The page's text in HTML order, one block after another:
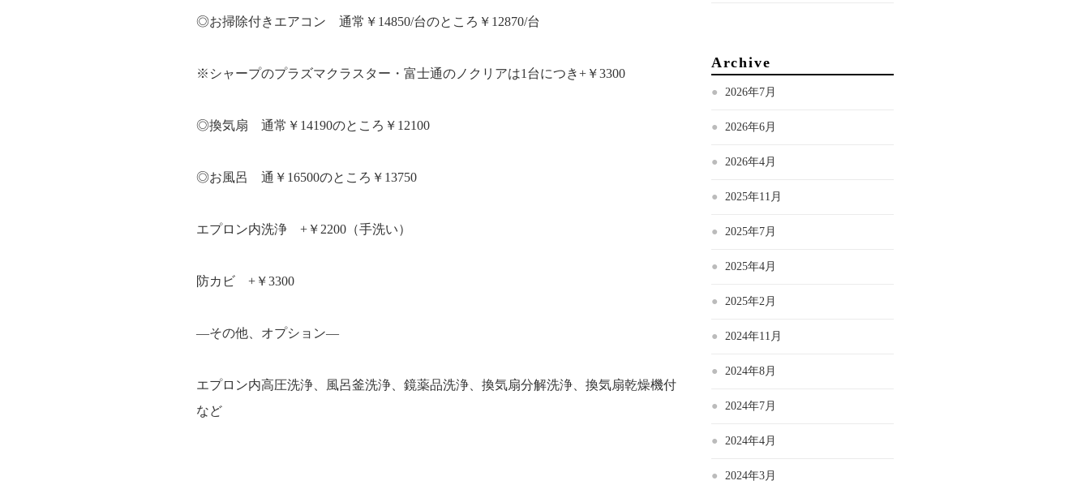
◎お掃除付きエアコン 通常￥14850/台のところ￥12870/台
※シャープのプラズマクラスター・富士通のノクリアは1台につき+￥3300
◎換気扇 通常￥14190のところ￥12100
◎お風呂 通￥16500のところ￥13750
エプロン内洗浄 +￥2200（手洗い）
防カビ +￥3300
―その他、オプション―
エプロン内高圧洗浄、風呂釜洗浄、鏡薬品洗浄、換気扇分解洗浄、換気扇乾燥機付
など
Archive
2026年7月
2026年6月
2026年4月
2025年11月
2025年7月
2025年4月
2025年2月
2024年11月
2024年8月
2024年7月
2024年4月
2024年3月